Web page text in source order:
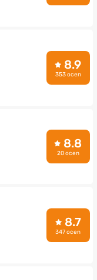
8.9
353 ocen
8.8
20 ocen
8.7
347 ocen